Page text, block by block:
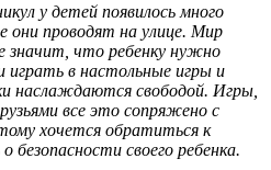
у детей появилось много
они проводят на улице. Мир
значит, что ребенку нужно
играть в настольные игры и
наслаждаются свободой. Игры,
все это сопряжено с
хочется обратиться к
безопасности своего ребенка.